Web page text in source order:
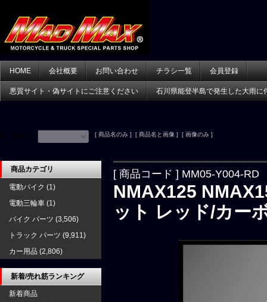
HOME 会社概要 お問い合わせ チラシ一覧 会員登録
悪質サイト・偽サイトにご注意ください 石川県能登半島で発生した大雨に
[ 商品名のみ ] [ 商品名と画像 ] [ 画像のみ ]
[ 商品コード ] MM05-Y004-RD
NMAX125
ット レッド/カー
商品カテゴリ
電動バイク (1)
電動三輪車 (1)
バイク パーツ (3,506)
トラック パーツ (9,911)
カー用品 (2,806)
新着/売れ筋ランキング
新着商品